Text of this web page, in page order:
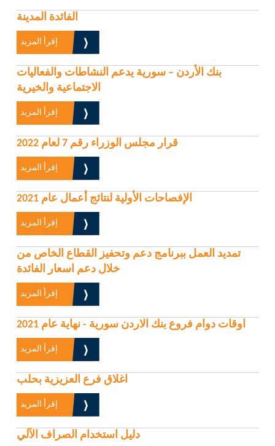
الفائدة المدينة
إقرأ المزيد
بنك الأردن – سورية يدعم النشاطات والفعاليات
الاجتماعية والخيرية
إقرأ المزيد
قرار مجلس الوزراء رقم 7 لعام 2022
إقرأ المزيد
الإفصاحات الأولية لنتائج أعمال عام 2021
إقرأ المزيد
تمديد العمل ببرنامج دعم وتحفيز القطاع الخاص من
خلال دعم اسعار الفائدة
إقرأ المزيد
اوقات دوام فروع بنك الاردن سورية - نهاية عام 2021
إقرأ المزيد
اغلاق فرع العزيزية بحلب
إقرأ المزيد
دليل استخدام الصراف الآلي